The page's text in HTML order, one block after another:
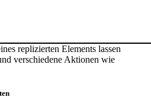
replizierten Elements lassen
verschiedene Aktionen wie